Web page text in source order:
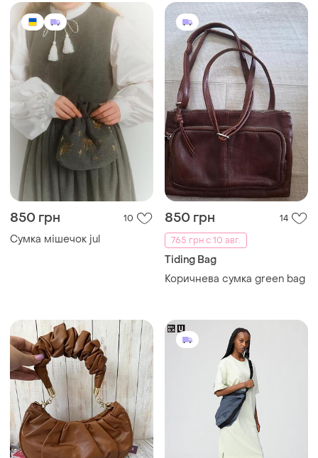
850 грн 10
Сумка мішечок jul
850 грн
14
765 грн с 10 авг.
Tiding Bag
Коричнева сумка green bag